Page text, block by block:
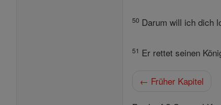
50 Darum will ich dich
51 Er rettet seinen
← Früher Kapitel